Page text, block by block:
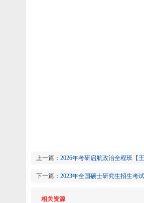
上一篇： 2026年考研启航政治全程班【王
下一篇： 2023年全国硕士研究生招生考
相关资源